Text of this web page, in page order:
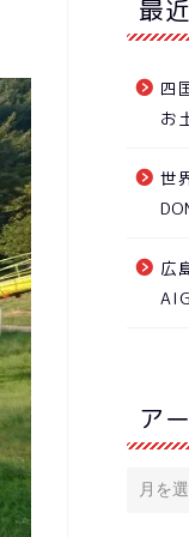
最
四
お
世
広
ア